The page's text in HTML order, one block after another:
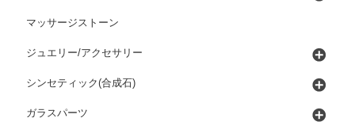
マッサージストーン
ジュエリー/アクセサリー
シンセティック(合成石)
ガラスパーツ